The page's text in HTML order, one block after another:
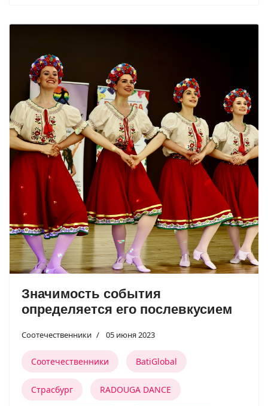
Значимость события
определяется его послевкусием
Соотечественники 05 июня 2023
Соотечественники BatiGlobal
Страсбург RADOUGA DANCE